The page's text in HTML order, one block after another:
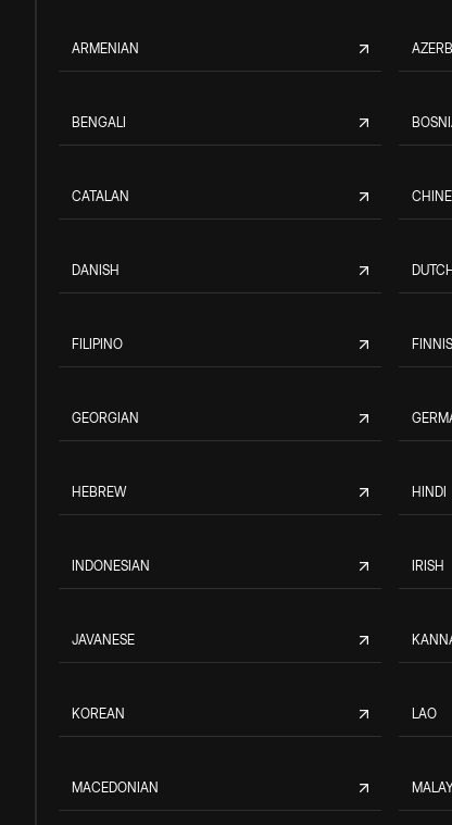
ARMENIAN
BENGALI
CATALAN
DANISH DUTCH
FILIPINO
GEORGIAN
HEBREW HINDI
INDONESIAN IRISH
JAVANESE
KOREAN LAO
MACEDONIAN